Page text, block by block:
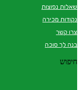
שאלות נפוצות
נקודות מכירה
צרו קשר
בנה לך סוכה
חיפוש